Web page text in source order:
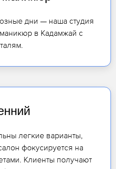
дни — наша студия
в Кадамжай с
легкие варианты,
фокусируется на
Клиенты получают